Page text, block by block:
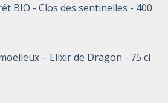
BIO - Clos des sentinelles - 400
– Elixir de Dragon - 75 cl